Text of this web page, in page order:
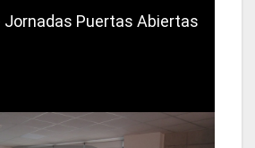
Jornadas Puertas Abiertas